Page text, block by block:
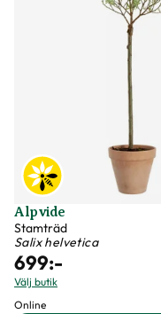
variera något
Växter är
Det är naturligt
därmed också
några gula eller
att växten är
rekommenderar
dessa blad vid
Alpvide
Stamträd
Salix helvetica
699:-
Välj butik
Online